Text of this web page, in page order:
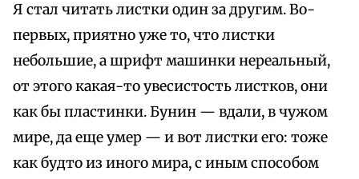
Я стал читать листки один за другим. Во-
первых, приятно уже то, что листки
небольшие, а шрифт машинки нереальный,
от этого какая-то увесистость листков, они
как бы пластинки. Бунин — вдали, в чужом
мире, да еще умер — и вот листки его: тоже
как будто из иного мира, с иным способом